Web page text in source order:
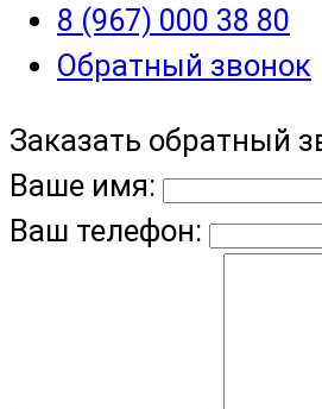
8 (967) 000 38 80
Обратный звонок
Заказать обратный
Ваше имя:
Ваш телефон: